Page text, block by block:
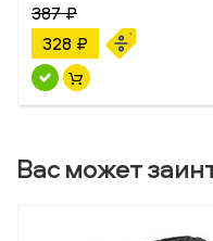
387 ₽
328 ₽
Вас может